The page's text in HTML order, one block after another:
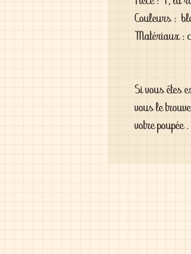
Couleurs :
Matériaux :
Si vous êtes
vous le
votre poupée .